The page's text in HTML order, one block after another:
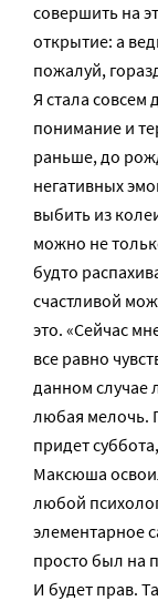
совершить на
открытие: а
пожалуй,
Я стала совсем
понимание и
раньше, до
негативных
выбить из
можно не
будто
счастливой
это. «Сейчас
все равно
данном случае
любая мелочь.
придет
Максюша
любой
элементарное
просто был на
И будет прав.